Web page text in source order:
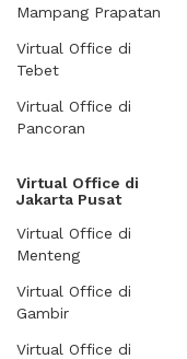
Mampang Prapatan
Virtual Office di
Tebet
Virtual Office di
Pancoran
Virtual Office di
Jakarta Pusat
Virtual Office di
Menteng
Virtual Office di
Gambir
Virtual Office di